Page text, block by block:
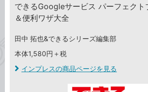
できるGoogleサービス パーフェクト
＆便利ワザ大全
田中 拓也&できるシリーズ編集部
本体1,580円＋税
インプレスの商品ページを見る